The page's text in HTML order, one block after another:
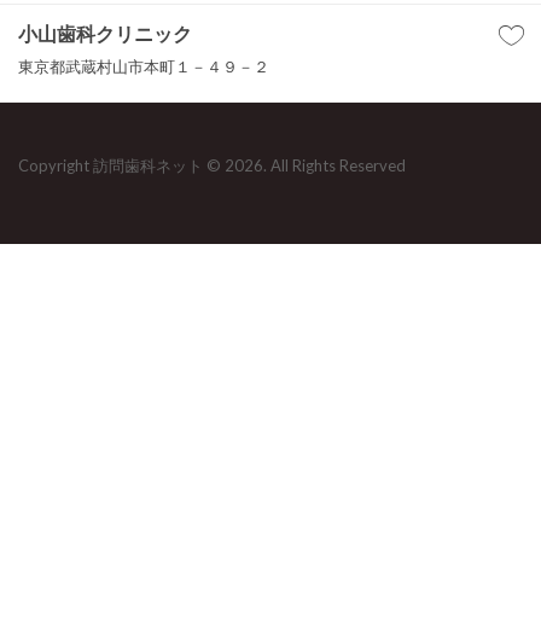
小山歯科クリニック
東京都武蔵村山市本町１－４９－２
Copyright 訪問歯科ネット © 2026. All Rights Reserved